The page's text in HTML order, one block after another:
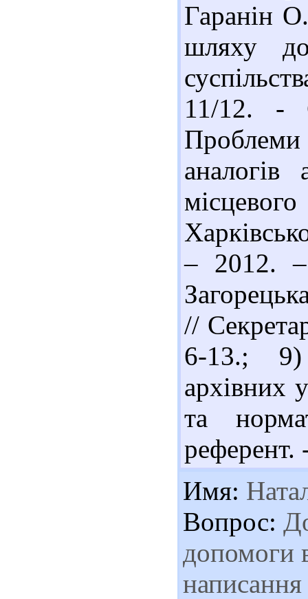
Гаранін
шляху до
11/12.
аналогів
– 2012.
//
6-13.; 9)
архівних
та
Имя:
Вопрос:
допомоги